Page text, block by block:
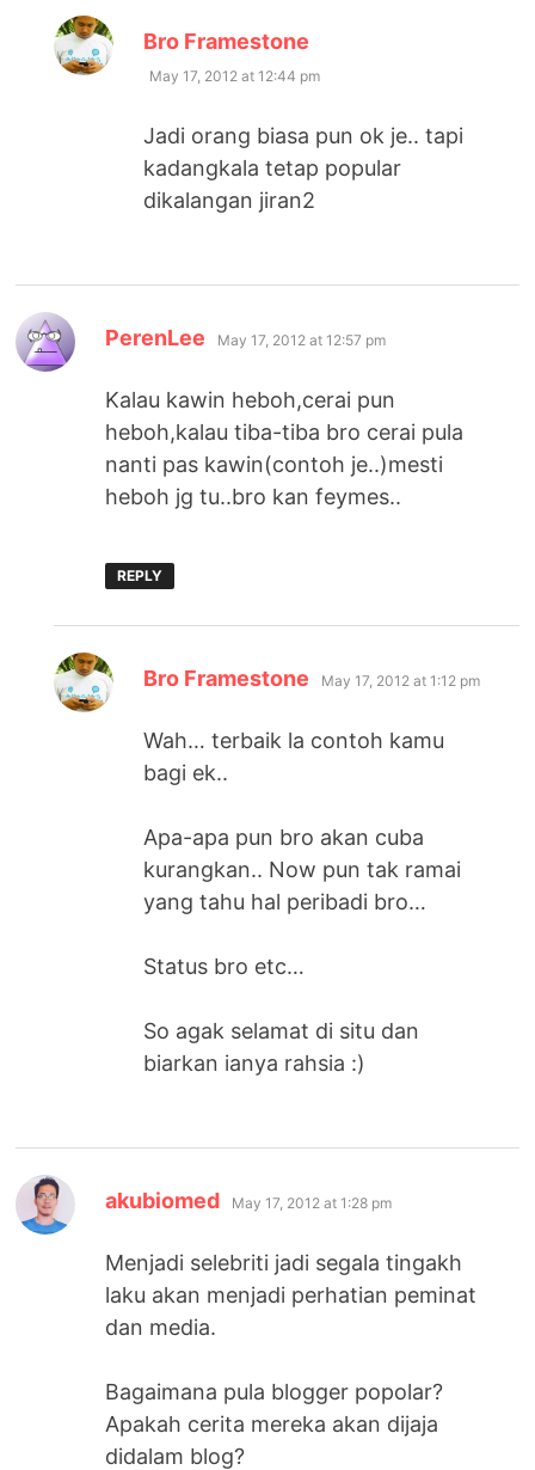
Bro Framestone
May 17, 2012 at 12:44 pm
Jadi orang biasa pun ok je.. tapi
kadangkala tetap popular
dikalangan jiran2
PerenLee says:
May 17, 2012 at 12:57 pm
Kalau kawin heboh,cerai pun
heboh,kalau tiba-tiba bro cerai pula
nanti pas kawin(contoh je..)mesti
heboh jg tu..bro kan feymes..
REPLY
Bro Framestone says:
May 17, 2012 at 1:12 pm
Wah… terbaik la contoh kamu
bagi ek..
Apa-apa pun bro akan cuba
kurangkan.. Now pun tak ramai
yang tahu hal peribadi bro…
Status bro etc…
So agak selamat di situ dan
biarkan ianya rahsia :)
akubiomed says:
May 17, 2012 at 1:28 pm
Menjadi selebriti jadi segala tingakh
laku akan menjadi perhatian peminat
dan media.
Bagaimana pula blogger popolar?
Apakah cerita mereka akan dijaja
didalam blog?